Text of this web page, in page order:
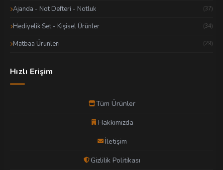
Ajanda - Not Defteri - Notluk (37)
Hediyelik Set - Kişisel Ürünler (34)
Matbaa Ürünleri (29)
Hızlı Erişim
Tüm Ürünler
Hakkımızda
İletişim
Gizlilik Politikası